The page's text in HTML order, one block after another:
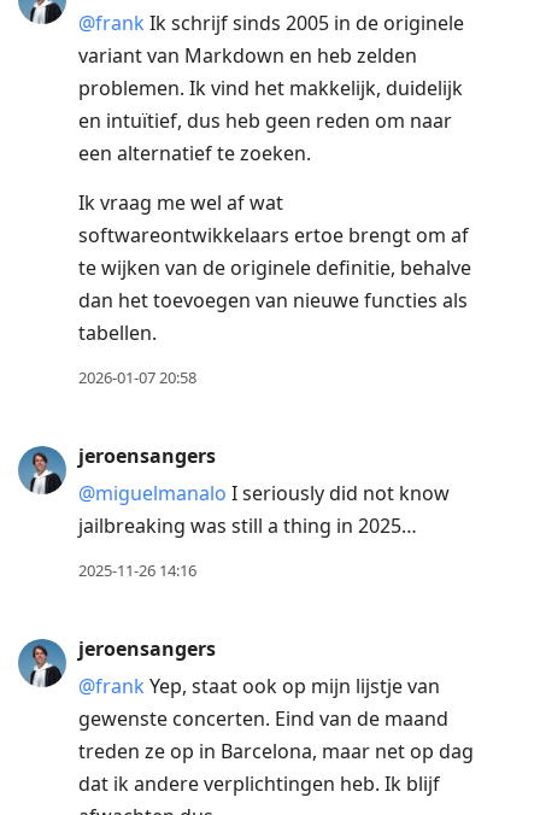
@frank Ik schrijf sinds 2005 in de originele
variant van Markdown en heb zelden
problemen. Ik vind het makkelijk, duidelijk
en intuïtief, dus heb geen reden om naar
een alternatief te zoeken.
Ik vraag me wel af wat
softwareontwikkelaars ertoe brengt om af
te wijken van de originele definitie, behalve
dan het toevoegen van nieuwe functies als
tabellen.
2026-01-07 20:58
jeroensangers
@miguelmanalo I seriously did not know
jailbreaking was still a thing in 2025…
2025-11-26 14:16
jeroensangers
@frank Yep, staat ook op mijn lijstje van
gewenste concerten. Eind van de maand
treden ze op in Barcelona, maar net op dag
dat ik andere verplichtingen heb. Ik blijf